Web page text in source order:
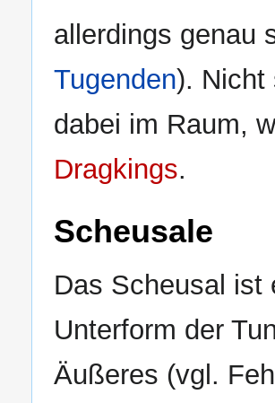
allerdings genau
Tugenden). Nicht
dabei im Raum,
Dragkings.
Scheusale
Das Scheusal ist
Unterform der
Äußeres (vgl.